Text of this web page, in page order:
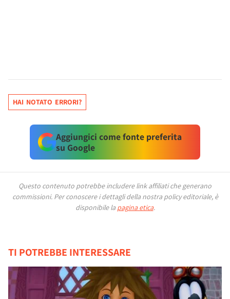
HAI NOTATO ERRORI?
Aggiungici come fonte preferita
su Google
Questo contenuto potrebbe includere link affiliati che generano
commissioni. Per conoscere i dettagli della nostra policy editoriale, è
disponibile la pagina etica.
TI POTREBBE INTERESSARE